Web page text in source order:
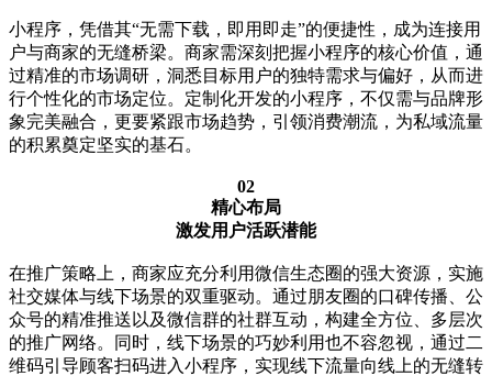
小程序，凭借其“无需下载，即用即走”的便捷性，成为连接用
户与商家的无缝桥梁。商家需深刻把握小程序的核心价值，通
过精准的市场调研，洞悉目标用户的独特需求与偏好，从而进
行个性化的市场定位。定制化开发的小程序，不仅需与品牌形
象完美融合，更要紧跟市场趋势，引领消费潮流，为私域流量
的积累奠定坚实的基石。
02
精心布局
激发用户活跃潜能
在推广策略上，商家应充分利用微信生态圈的强大资源，实施
社交媒体与线下场景的双重驱动。通过朋友圈的口碑传播、公
众号的精准推送以及微信群的社群互动，构建全方位、多层次
的推广网络。同时，线下场景的巧妙利用也不容忽视，通过二
维码引导顾客扫码进入小程序，实现线下流量向线上的无缝转